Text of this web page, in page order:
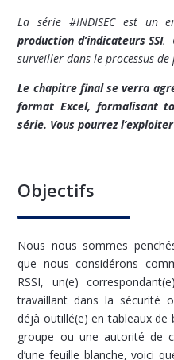
La série #INDISEC est un
production d’indicateurs SSI.
surveiller dans le processus
Le chapitre final se verra
format Excel, formalisant
série. Vous pourrez
Objectifs
Nous nous sommes
que nous considérons
RSSI, un(e)
travaillant dans la sécurité
déjà outillé(e) en tableaux
groupe ou une autorité de
d’une feuille blanche, voici